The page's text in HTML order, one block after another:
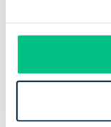
UniCredit
hypotéky,